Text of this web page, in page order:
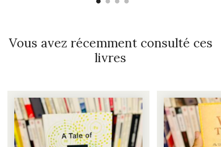
Vous avez récemment consulté ces
livres